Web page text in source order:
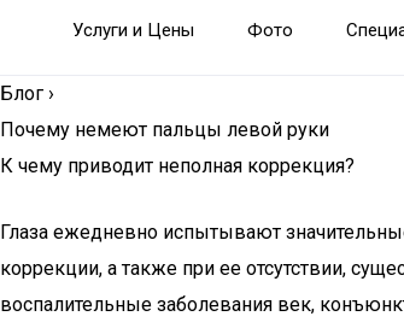
Услуги и Цены Фото
Блог ›
Почему немеют пальцы левой руки
К чему приводит неполная коррекция?
Глаза ежедневно испытывают
коррекции, а также при ее отсутствии,
воспалительные заболевания век,